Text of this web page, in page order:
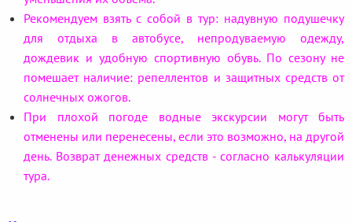
Рекомендуем взять с собой в тур: надувную подушечку
для отдыха в автобусе, непродуваемую одежду,
дождевик и удобную спортивную обувь. По сезону не
помешает наличие: репеллентов и защитных средств от
солнечных ожогов.
При плохой погоде водные экскурсии могут быть
отменены или перенесены, если это возможно, на другой
день. Возврат денежных средств - согласно калькуляции
тура.